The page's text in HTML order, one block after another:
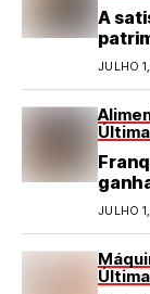
A
JULHO
JULHO